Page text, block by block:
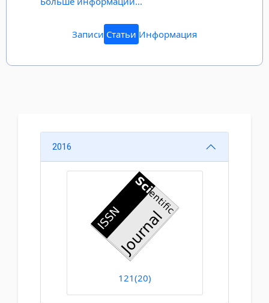
Записи Статьи Информация
2016
121(20)